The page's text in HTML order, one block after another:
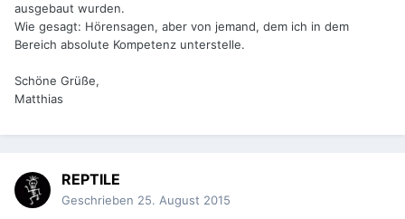
ausgebaut wurden.
Wie gesagt: Hörensagen, aber von jemand, dem ich in dem
Bereich absolute Kompetenz unterstelle.
Schöne Grüße,
Matthias
REPTILE
Geschrieben 25. August 2015